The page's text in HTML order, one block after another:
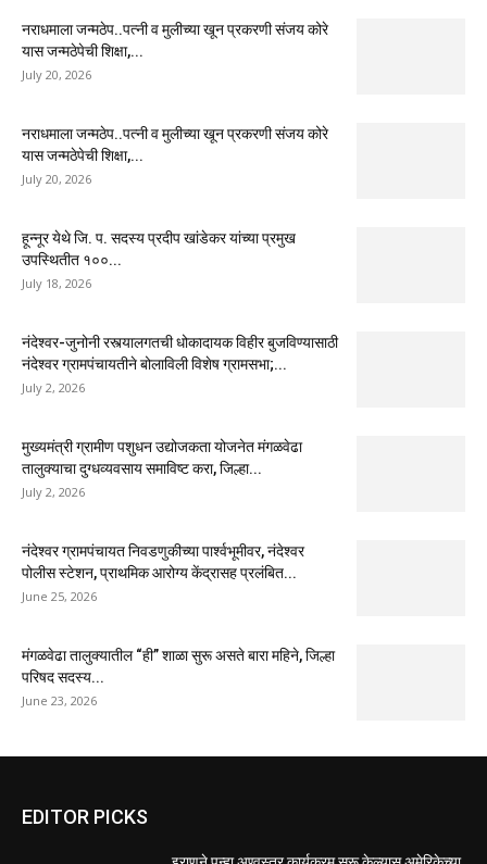
नराधमाला जन्मठेप..पत्नी व मुलीच्या खून प्रकरणी संजय कोरे
यास जन्मठेपेची शिक्षा,...
July 20, 2026
नराधमाला जन्मठेप..पत्नी व मुलीच्या खून प्रकरणी संजय कोरे
यास जन्मठेपेची शिक्षा,...
July 20, 2026
हून्नूर येथे जि. प. सदस्य प्रदीप खांडेकर यांच्या प्रमुख
उपस्थितीत १००...
July 18, 2026
नंदेश्वर-जुनोनी रस्त्यालगतची धोकादायक विहीर बुजविण्यासाठी
नंदेश्वर ग्रामपंचायतीने बोलाविली विशेष ग्रामसभा;...
July 2, 2026
मुख्यमंत्री ग्रामीण पशुधन उद्योजकता योजनेत मंगळवेढा
तालुक्याचा दुग्धव्यवसाय समाविष्ट करा, जिल्हा...
July 2, 2026
नंदेश्वर ग्रामपंचायत निवडणुकीच्या पार्श्वभूमीवर, नंदेश्वर
पोलीस स्टेशन, प्राथमिक आरोग्य केंद्रासह प्रलंबित...
June 25, 2026
मंगळवेढा तालुक्यातील “ही” शाळा सुरू असते बारा महिने, जिल्हा
परिषद सदस्य...
June 23, 2026
EDITOR PICKS